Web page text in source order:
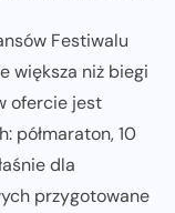
Festiwalu
większa niż biegi
ofercie jest
półmaraton, 10
dla
przygotowane